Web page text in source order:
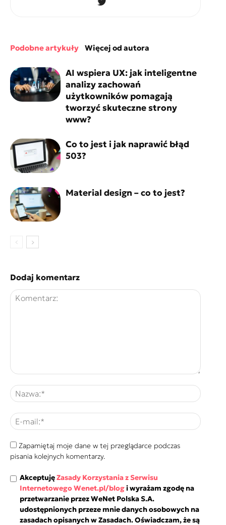
podobne artykuły więcej od autora
AI wspiera UX: jak inteligentne
analizy zachowań
użytkowników pomagają
tworzyć skuteczne strony
www?
Co to jest i jak naprawić błąd
503?
Material design – co to jest?
Dodaj komentarz
Zapamiętaj moje dane w tej przeglądarce podczas
pisania kolejnych komentarzy.
AkceptujęZasady Korzystania z Serwisu
Internetowego Wenet.pl/blogi wyrażam zgodę na
przetwarzanie przez WeNet Polska S.A.
udostępnionych przeze mnie danych osobowych na
zasadach opisanych w Zasadach. Oświadczam, że są